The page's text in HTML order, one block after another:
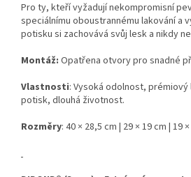
Pro ty, kteří vyžadují nekompromisní
speciálnímu oboustrannému lakování a
potisku si zachovává svůj lesk a nikdy
Montáž: Opatřena otvory pro snadné
Vlastnosti: Vysoká odolnost, prémiový
potisk, dlouhá životnost.
Rozměry: 40 × 28,5 cm | 29 × 19 cm | 19